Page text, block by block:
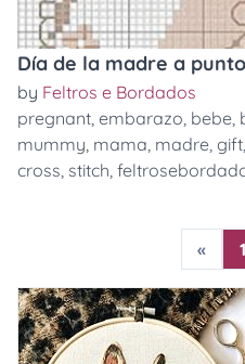
Día de la madre a
by Feltros e Bordados
pregnant, embarazo, bebe,
mummy, mama, madre, gift,
cross, stitch,
« 1